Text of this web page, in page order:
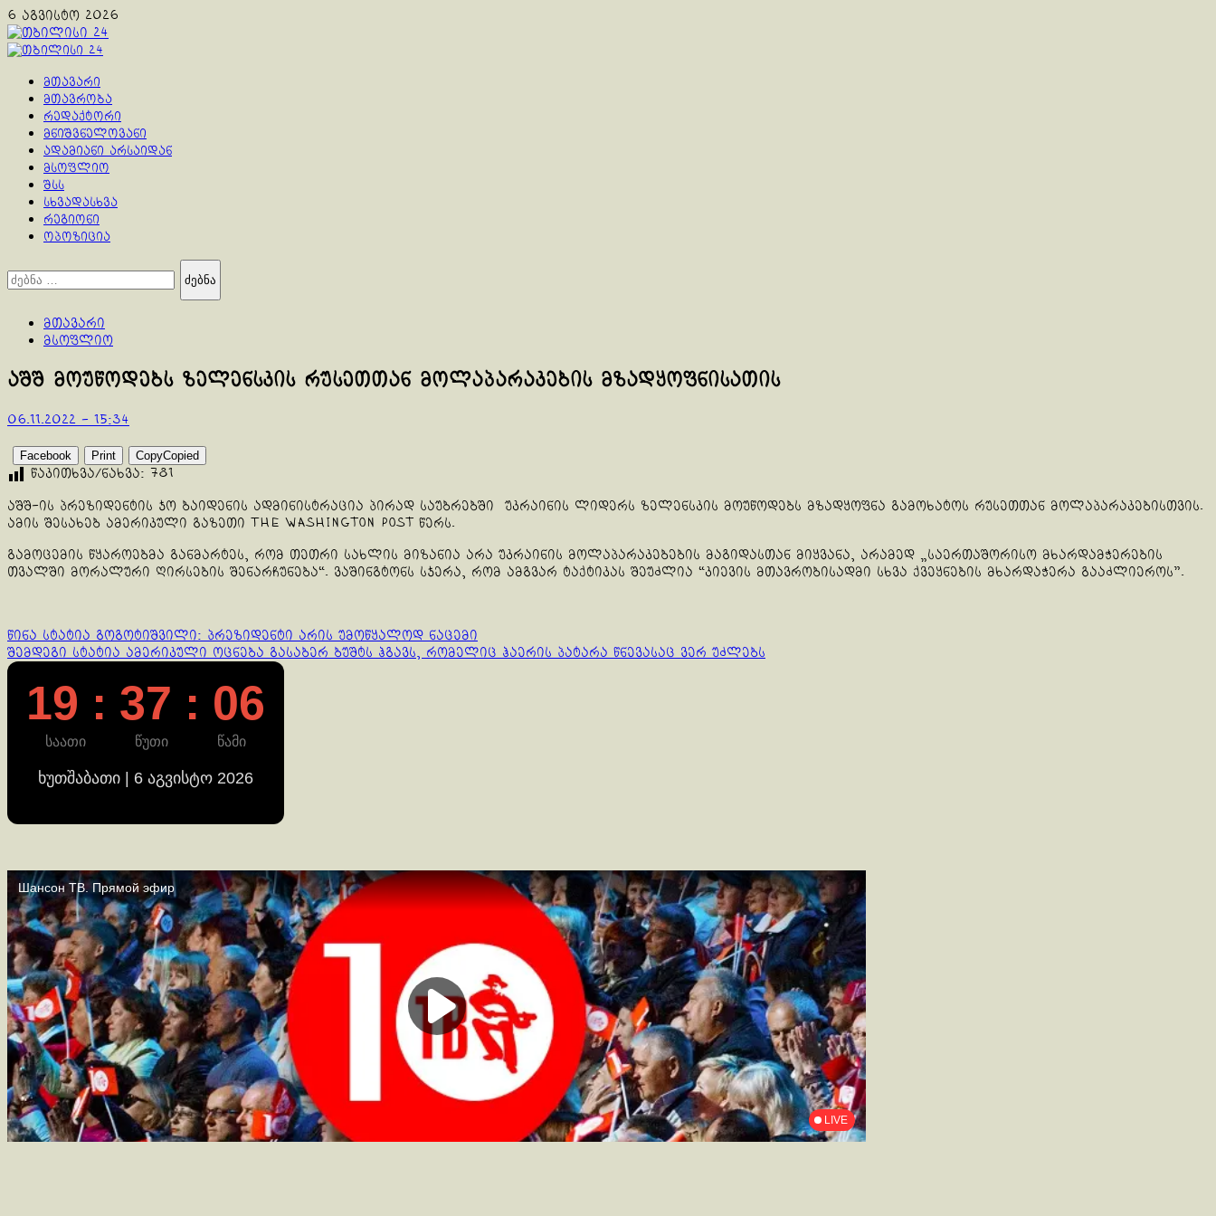
Skip
to
content
6 აგვისტო 2026
Primary
მთავარი
მთავრობა
რედაქტორი
მნიშვნელოვანი
ადამიანი არსაიდან
მსოფლიო
შსს
სხვადასხვა
რეგიონი
ოპოზიცია
ძებნა:
მთავარი
მსოფლიო
აშშ მოუწოდებს ზელენსკის რუსეთთან მოლაპარაკების მზადყოფნისათის
06.11.2022 - 15:34
Facebook Print CopyCopied
წაკითხვა/ნახვა: 781
აშშ-ის პრეზიდენტის ჯო ბაიდენის ადმინისტრაცია პირად საუბრებში უკრაინის ლიდერს ზელენსკის მოუწოდებს მზადყოფნა გამოხატოს რუსეთთან მოლაპარაკებისთვის.
ამის შესახებ ამერიკული გაზეთი The Washington Post წერს.
გამოცემის წყაროებმა განმარტეს, რომ თეთრი სახლის მიზანია არა უკრაინის მოლაპარაკებების მაგიდასთან მიყვანა, არამედ „საერთაშორისო მხარდამჭერების
თვალში მორალური ღირსების შენარჩუნება“. ვაშინგტონს სჯერა, რომ ამგვარ ტაქტიკას შეუძლია “კიევის მთავრობისადმი სხვა ქვეყნების მხარდაჭერა გააძლიეროს”.
Continue
Reading
წინა სტატია გოგოტიშვილი: პრეზიდენტი არის უმოწყალოდ ნაცემი
შემდეგი სტატია ამერიკული ოცნება გასაბერ ბუშტს ჰგავს, რომელიც ჰაერის პატარა წნევასაც ვერ უძლებს
19 : 37 : 06
საათი წუთი წამი
ხუთშაბათი | 6 აგვისტო 2026